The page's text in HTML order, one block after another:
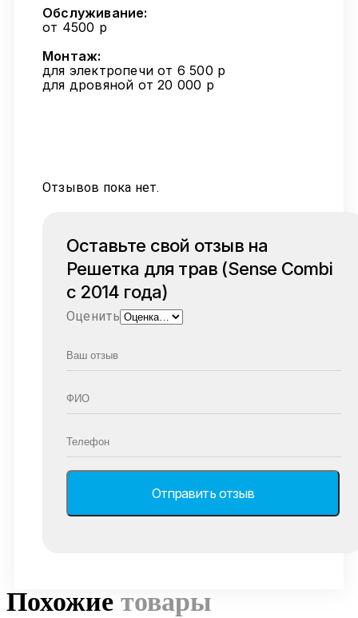
Обслуживание:
от 4500 р
Монтаж:
для электропечи от 6 500 р
для дровяной от 20 000 р
Отзывов пока нет.
Оставьте свой отзыв на
Решетка для трав (Sense Combi
с 2014 года)
Оценить
Похожие товары